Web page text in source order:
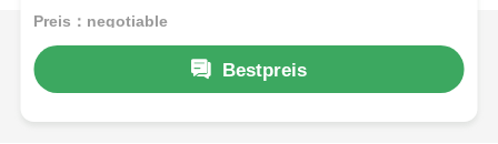
Preis：negotiable
Bestpreis